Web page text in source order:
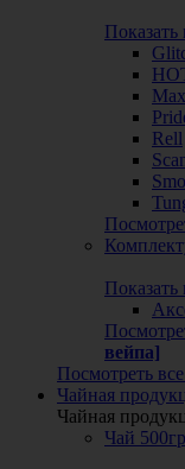
Показать
Rell
Показать
вейпа]
Посмотреть
Чайная
Чайная
Чай 500гр